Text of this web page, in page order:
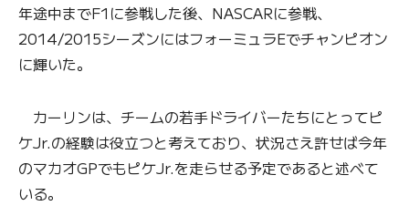
年途中までF1に参戦した後、NASCARに参戦、
2014/2015シーズンにはフォーミュラEでチャンピオン
に輝いた。
カーリンは、チームの若手ドライバーたちにとってピ
ケJr.の経験は役立つと考えており、状況さえ許せば今年
のマカオGPでもピケJr.を走らせる予定であると述べて
いる。